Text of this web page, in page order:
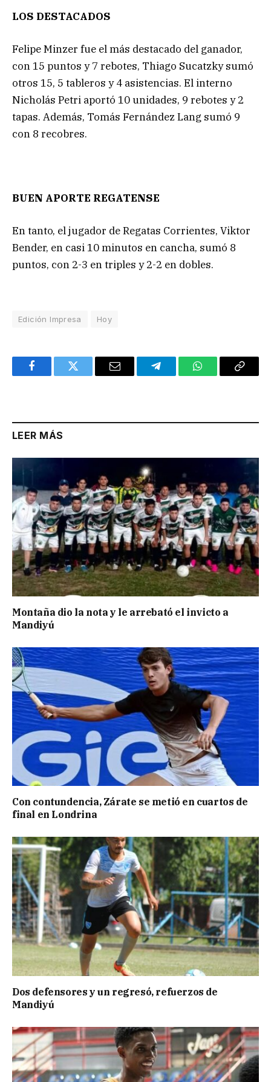
LOS DESTACADOS
Felipe Minzer fue el más destacado del ganador,
con 15 puntos y 7 rebotes, Thiago Sucatzky sumó
otros 15, 5 tableros y 4 asistencias. El interno
Nicholás Petri aportó 10 unidades, 9 rebotes y 2
tapas. Además, Tomás Fernández Lang sumó 9
con 8 recobres.
BUEN APORTE REGATENSE
En tanto, el jugador de Regatas Corrientes, Viktor
Bender, en casi 10 minutos en cancha, sumó 8
puntos, con 2-3 en triples y 2-2 en dobles.
Edición Impresa Hoy
FacebookTwitter Email TelegramWhatsAppCopy
LEER MÁS
Montaña dio la nota y le arrebató el invicto a
Mandiyú
Con contundencia, Zárate se metió en cuartos de
final en Londrina
Dos defensores y un regresó, refuerzos de
Mandiyú